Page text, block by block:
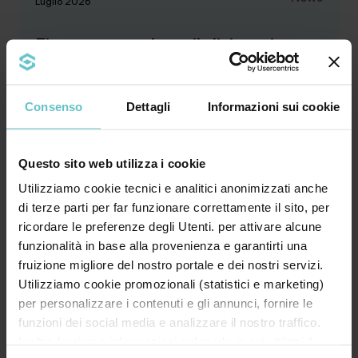
Consenso Dettagli Informazioni sui cookie
Questo sito web utilizza i cookie
Utilizziamo cookie tecnici e analitici anonimizzati anche
di terze parti per far funzionare correttamente il sito, per
ricordare le preferenze degli Utenti. per attivare alcune
funzionalità in base alla provenienza e garantirti una
fruizione migliore del nostro portale e dei nostri servizi.
Utilizziamo cookie promozionali (statistici e marketing)
per personalizzare i contenuti e gli annunci, fornire le
funzioni dei social media e analizzare il nostro traffico.
Finanza agevolata: il dizionario
essenziale per le imprese
Bando, contributo a fondo perduto, leasing,
credito d’imposta, rendicontazione… Il
linguaggio ...
Approfondisci